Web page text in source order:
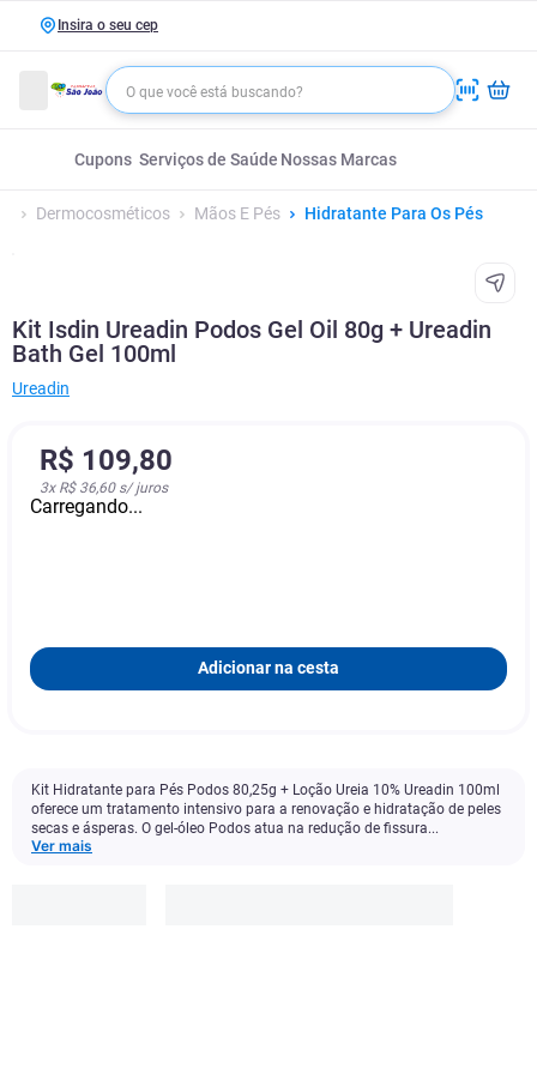
Insira o seu cep
Cupons Serviços de Saúde Nossas Marcas
Dermocosméticos Mãos E Pés Hidratante Para Os Pés
Kit Isdin Ureadin Podos Gel Oil 80g + Ureadin
Bath Gel 100ml
Ureadin
R$ 109,80
3x R$ 36,60s/ juros
Carregando...
Adicionar na cesta
Kit Hidratante para Pés Podos 80,25g + Loção Ureia 10% Ureadin 100ml
oferece um tratamento intensivo para a renovação e hidratação de peles
secas e ásperas. O gel-óleo Podos atua na redução de fissura...
Ver mais